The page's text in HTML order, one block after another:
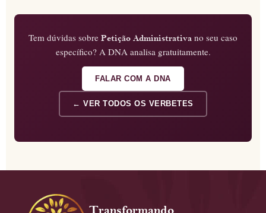
Tem dúvidas sobre Petição Administrativa no seu caso
específico? A DNA analisa gratuitamente.
FALAR COM A DNA
← VER TODOS OS VERBETES